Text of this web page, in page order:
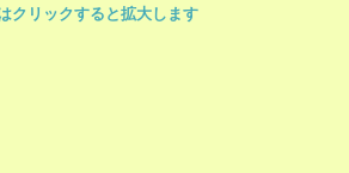
クリックすると拡大します